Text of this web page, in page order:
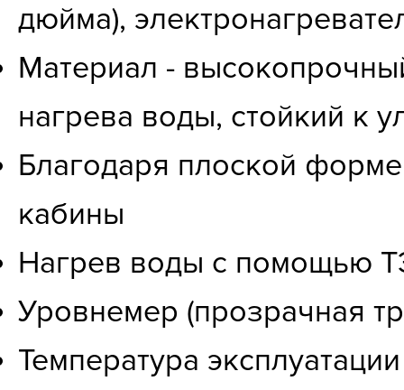
дюйма),
Материал -
нагрева воды, стойкий к
Благодаря плоской
кабины
Нагрев воды с помощью
Уровнемер (прозрачная
Температура